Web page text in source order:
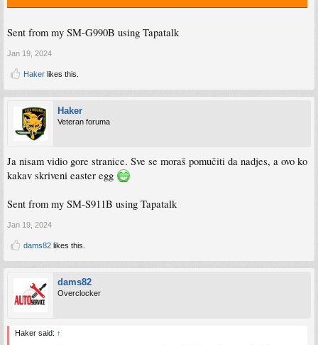
Sent from my SM-G990B using Tapatalk
Jan 19, 2024
Haker likes this.
Haker
Veteran foruma
Ja nisam vidio gore stranice. Sve se moraš pomučiti da nadjes, a ovo ko
kakav skriveni easter egg
Sent from my SM-S911B using Tapatalk
Jan 19, 2024
dams82 likes this.
dams82
Overclocker
Haker said: ↑